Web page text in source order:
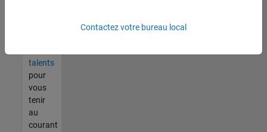
talents
pour
vous
tenir
au
courant
Contactez votre bureau local